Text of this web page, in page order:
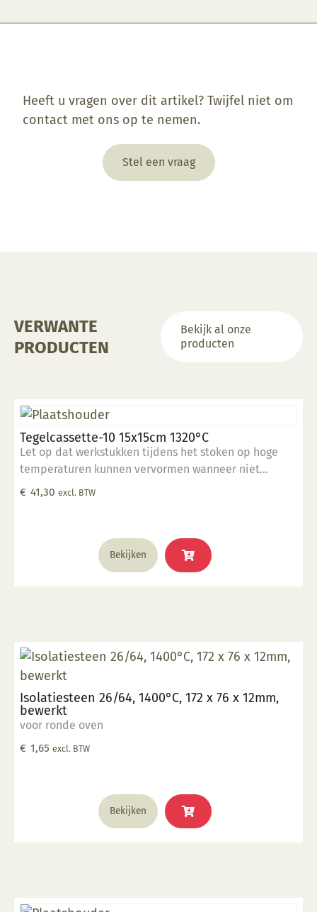
Heeft u vragen over dit artikel? Twijfel niet om
contact met ons op te nemen.
Stel een vraag
VERWANTE
PRODUCTEN
Bekijk al onze
producten
Tegelcassette-10 15x15cm 1320°C
Let op dat werkstukken tijdens het stoken op hoge
temperaturen kunnen vervormen wanneer niet
volledig ondersteund.
€ 41,30 excl. BTW
Bekijken
Isolatiesteen 26/64, 1400°C, 172 x 76 x 12mm,
bewerkt
voor ronde oven
€ 1,65 excl. BTW
Bekijken